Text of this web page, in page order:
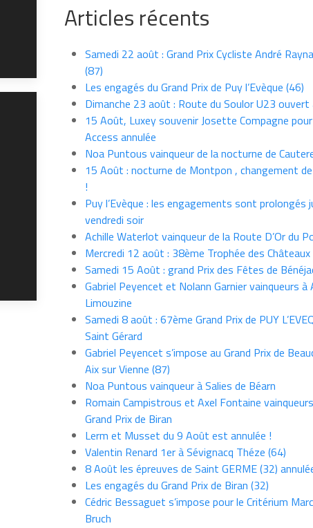
Articles récents
Samedi 22 août : Grand Prix Cycliste André
(87)
Les engagés du Grand Prix de Puy l’Evèque (46)
Dimanche 23 août : Route du Soulor U23 ouvert
15 Août, Luxey souvenir Josette Compagne
Access annulée
Noa Puntous vainqueur de la nocturne de
15 Août : nocturne de Montpon , changement
!
Puy l’Evèque : les engagements sont prolongés
vendredi soir
Achille Waterlot vainqueur de la Route D’Or du
Mercredi 12 août : 38ème Trophée des Châteaux
Samedi 15 Août : grand Prix des Fêtes de
Gabriel Peyencet et Nolann Garnier vainqueurs à
Limouzine
Samedi 8 août : 67ème Grand Prix de PUY
Saint Gérard
Gabriel Peyencet s’impose au Grand Prix de
Aix sur Vienne (87)
Noa Puntous vainqueur à Salies de Béarn
Romain Campistrous et Axel Fontaine
Grand Prix de Biran
Lerm et Musset du 9 Août est annulée !
Valentin Renard 1er à Sévignacq Théze (64)
8 Août les épreuves de Saint GERME (32)
Les engagés du Grand Prix de Biran (32)
Cédric Bessaguet s’impose pour le Critérium
Bruch